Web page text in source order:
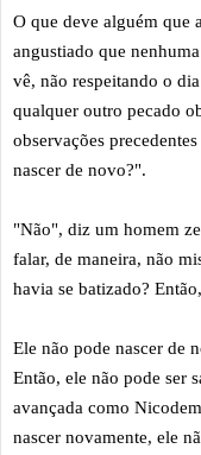
O que deve alguém que
angustiado que
vê, não respeitando o
qualquer outro pecado
observações
nascer de novo?".
"Não", diz um homem
falar, de maneira, não
havia se batizado?
Ele não pode nascer de
Então, ele não pode ser
avançada como
nascer novamente, ele